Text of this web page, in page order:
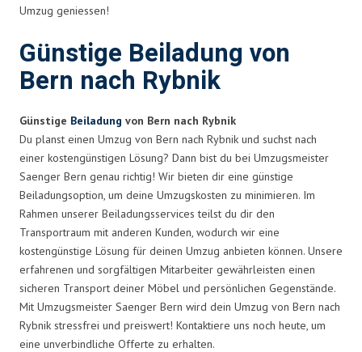
Umzug geniessen!
Günstige Beiladung von
Bern nach Rybnik
Günstige Beiladung von Bern nach Rybnik
Du planst einen Umzug von Bern nach Rybnik und suchst nach
einer kostengünstigen Lösung? Dann bist du bei Umzugsmeister
Saenger Bern genau richtig! Wir bieten dir eine günstige
Beiladungsoption, um deine Umzugskosten zu minimieren. Im
Rahmen unserer Beiladungsservices teilst du dir den
Transportraum mit anderen Kunden, wodurch wir eine
kostengünstige Lösung für deinen Umzug anbieten können. Unsere
erfahrenen und sorgfältigen Mitarbeiter gewährleisten einen
sicheren Transport deiner Möbel und persönlichen Gegenstände.
Mit Umzugsmeister Saenger Bern wird dein Umzug von Bern nach
Rybnik stressfrei und preiswert! Kontaktiere uns noch heute, um
eine unverbindliche Offerte zu erhalten.